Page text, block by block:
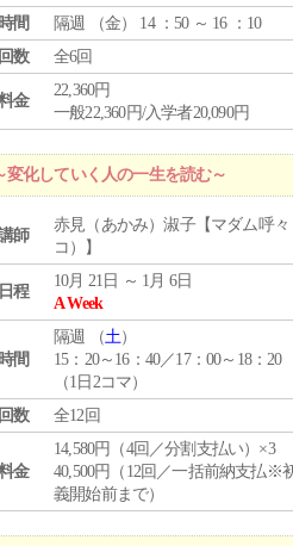
時間
隔週 （金） 14 ：50 ～ 16 ：10
回数
全6回
金
22,360円
一般22,360円/入学者20,090円
化していく人の一生を読む～
師
赤見（あかみ）淑子【マダム呼々
コ）】
日程
10月 21日 ～ 1月 6日
A Week
時間
隔週 （土）
15：20～16：40／17：00～18：20
（1日2コマ）
回数
全12回
金
14,580円（4回／分割支払い）×3
40,500円（12回／一括前納支払※
義開始前まで）